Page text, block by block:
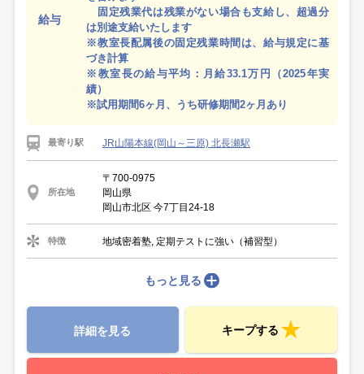
給与
固定残業代は残業がない場合も支給し、超過分
は別途支給いたします
※教室長配属後の固定残業時間は、給与規定に基
づき計算
※教室長の給与平均：月給33.1万円（2025年実
績）
※試用期間6ヶ月、うち研修期間2ヶ月あり
最寄り駅 JR山陽本線(岡山～三原) 北長瀬駅
所在地
〒700-0975
岡山県
岡山市北区 今7丁目24-18
特徴 地域密着塾, 定期テストに強い（補習型）
もっと見る
詳細を見る キープする